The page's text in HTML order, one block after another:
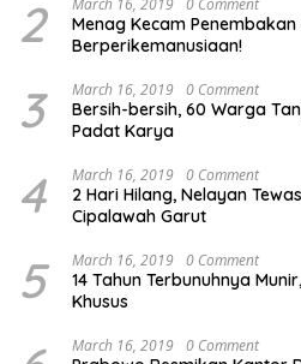
2 March 16, 2019 0 Comment
Menag Kecam
Berperikemanusiaan!
3 March 16, 2019 0 Comment
Bersih-bersih, 60 Warga
Padat Karya
4 March 16, 2019 0 Comment
2 Hari Hilang, Nelayan
Cipalawah Garut
5 March 16, 2019 0 Comment
14 Tahun Terbunuhnya
Khusus
March 16, 2019 0 Comment